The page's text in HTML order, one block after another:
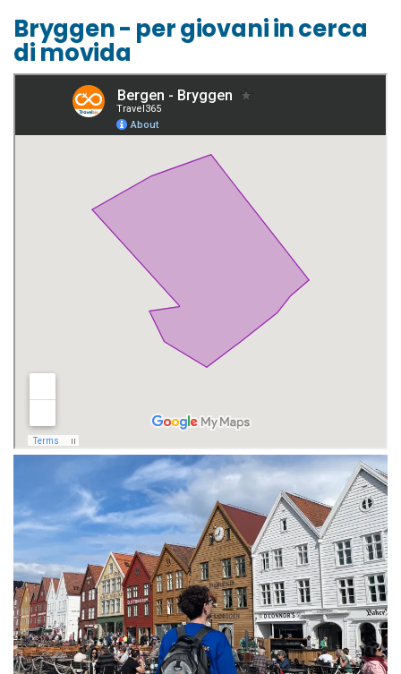
Bryggen - per giovani in cerca
di movida